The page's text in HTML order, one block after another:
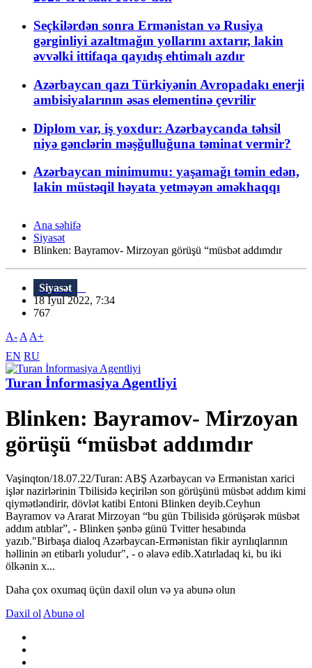
Seçkilərdən sonra Ermənistan və Rusiya
gərginliyi azaltmağın yollarını axtarır, lakin
əvvəlki ittifaqa qayıdış ehtimalı azdır
Azərbaycan qazı Türkiyənin Avropadakı enerji
ambisiyalarının əsas elementinə çevrilir
Diplom var, iş yoxdur: Azərbaycanda təhsil
niyə gənclərin məşğulluğuna təminat vermir?
Azərbaycan minimumu: yaşamağı təmin edən,
lakin müstəqil həyata yetməyən əməkhaqqı
Ana səhifə
Siyasət
Blinken: Bayramov- Mirzoyan görüşü “müsbət addımdır
Siyasət
18 İyul 2022, 7:34
767
A- A A+
EN RU
Turan İnformasiya Agentliyi
Blinken: Bayramov- Mirzoyan
görüşü “müsbət addımdır
Vaşinqton/18.07.22/Turan: ABŞ Azərbaycan və Ermənistan xarici
işlər nazirlərinin Tbilisidə keçirilən son görüşünü müsbət addım kimi
qiymətləndirir, dövlət katibi Entoni Blinken deyib.Ceyhun
Bayramov və Ararat Mirzoyan “bu gün Tbilisidə görüşərək müsbət
addım atıblar”, - Blinken şənbə günü Tvitter hesabında
yazıb."Birbaşa dialoq Azərbaycan-Ermənistan fikir ayrılıqlarının
həllinin ən etibarlı yoludur", - o əlavə edib.Xatırladaq ki, bu iki
ölkənin x...
Daha çox oxumaq üçün daxil olun və ya abunə olun
Daxil ol Abunə ol